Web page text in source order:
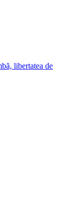
libertatea de